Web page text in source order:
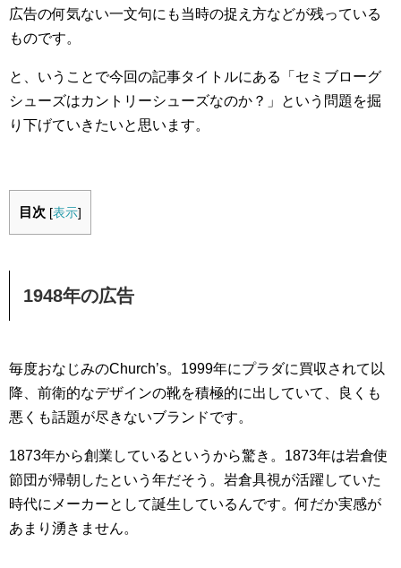
広告の何気ない一文句にも当時の捉え方などが残っている
ものです。
と、いうことで今回の記事タイトルにある「セミブローグ
シューズはカントリーシューズなのか？」という問題を掘
り下げていきたいと思います。
目次 [表示]
1948年の広告
毎度おなじみのChurch’s。1999年にプラダに買収されて以
降、前衛的なデザインの靴を積極的に出していて、良くも
悪くも話題が尽きないブランドです。
1873年から創業しているというから驚き。1873年は岩倉使
節団が帰朝したという年だそう。岩倉具視が活躍していた
時代にメーカーとして誕生しているんです。何だか実感が
あまり湧きません。